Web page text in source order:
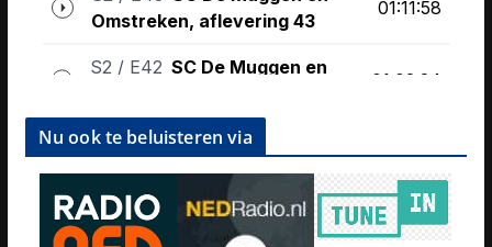
Nu ook te beluisteren via